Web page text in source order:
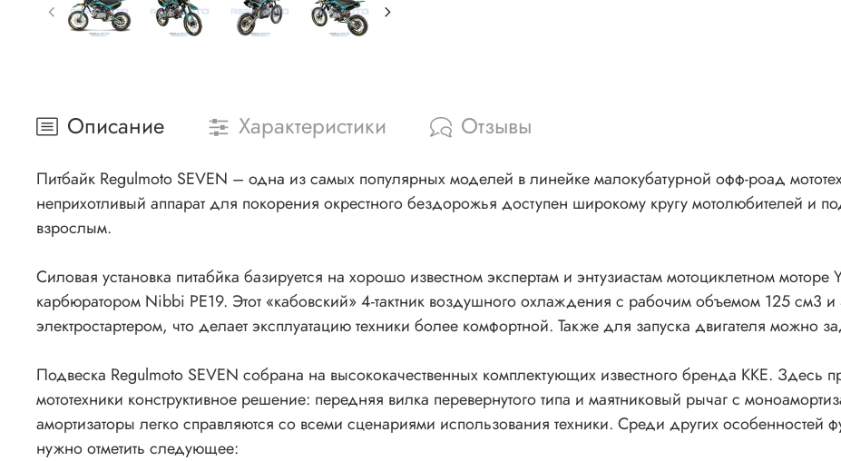
Описание Характеристики Отзывы
Питбайк Regulmoto SEVEN – одна из самых популярных моделей в линейке малокубатурной офф-роад
неприхотливый аппарат для покорения окрестного бездорожья доступен широкому кругу мотолюбителей и
взрослым.
Силовая установка питабйка базируется на хорошо известном экспертам и энтузиастам мотоциклетном моторе
карбюратором Nibbi PE19. Этот «кабовский» 4-тактник воздушного охлаждения с рабочим объемом 125 см3 и
электростартером, что делает эксплуатацию техники более комфортной. Также для запуска двигателя можно
Подвеска Regulmoto SEVEN собрана на высококачественных комплектующих известного бренда KKE. Здесь
мототехники конструктивное решение: передняя вилка перевернутого типа и маятниковый рычаг с
амортизаторы легко справляются со всеми сценариями использования техники. Среди других
нужно отметить следующее: